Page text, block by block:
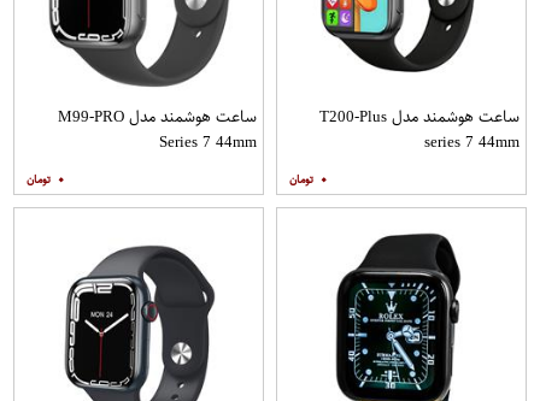
ساعت هوشمند مدل T200-Plus
series 7 44mm
۰
ساعت هوشمند مدل M99-PRO
Series 7 44mm
۰